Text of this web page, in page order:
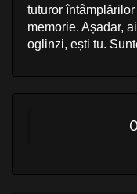
tuturor
memorie. Așadar,
oglinzi, ești tu.